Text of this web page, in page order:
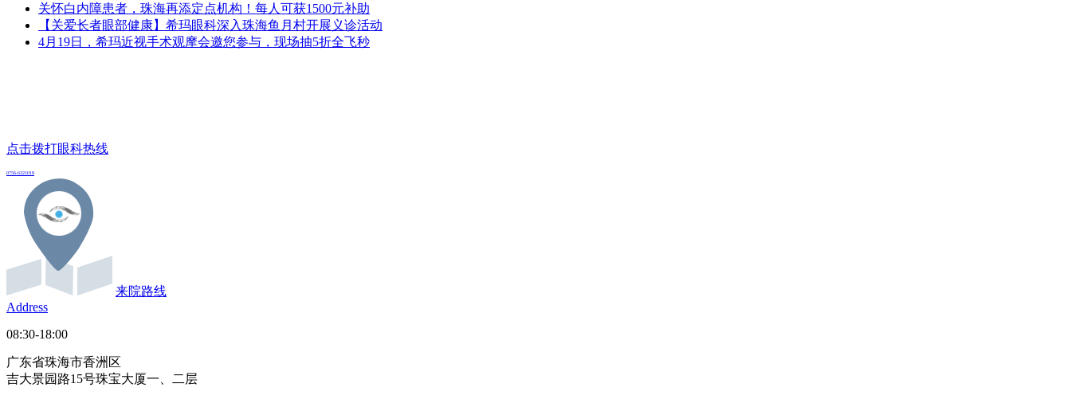
关怀白内障患者，珠海再添定点机构！每人可获1500元补助
【关爱长者眼部健康】希玛眼科深入珠海鱼月村开展义诊活动
4月19日，希玛近视手术观摩会邀您参与，现场抽5折全飞秒
点击拨打眼科热线
0756-6321018
来院路线
Address
08:30-18:00
广东省珠海市香洲区
吉大景园路15号珠宝大厦一、二层